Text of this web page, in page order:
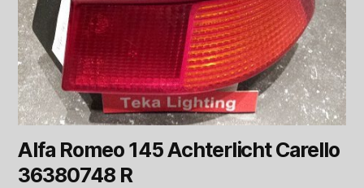
Alfa Romeo 145 Achterlicht Carello
36380748 R